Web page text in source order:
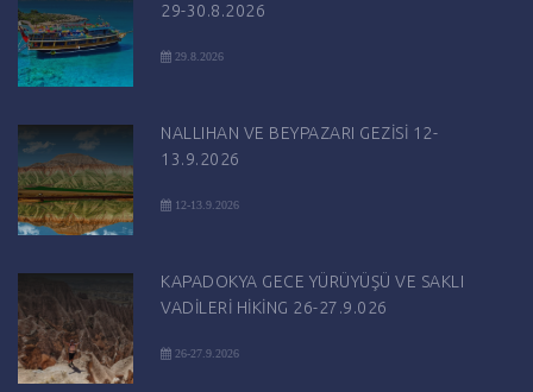
29-30.8.2026
29.8.2026
NALLIHAN VE BEYPAZARI GEZİSİ 12-
13.9.2026
12-13.9.2026
KAPADOKYA GECE YÜRÜYÜŞÜ VE SAKLI
VADİLERİ HİKİNG 26-27.9.026
26-27.9.2026